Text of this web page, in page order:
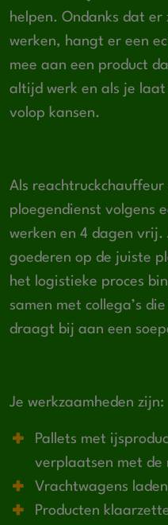
helpen. Ondanks dat er
werken, hangt er een
mee aan een product
altijd werk en als je
volop kansen.
Als
ploegendienst volgens
werken en 4 dagen
goederen op de juiste
het logistieke proces
samen met collega’s
draagt bij aan een
Je werkzaamheden zijn:
Pallets met
verplaatsen met de
Vrachtwagens
Producten